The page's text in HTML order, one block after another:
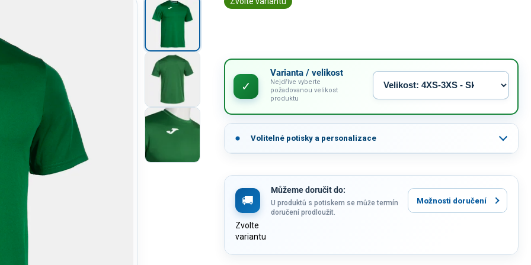
Varianta / velikost
Nejdříve vyberte
požadovanou velikost
produktu
Volitelné potisky a personalizace
Můžeme doručit do:
Zvolte
variantu
U produktů s potiskem se může termín
doručení prodloužit.
Možnosti doručení